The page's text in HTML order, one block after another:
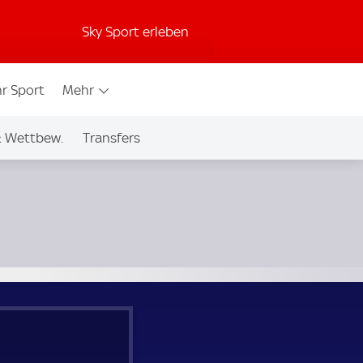
Sky Sport erleben
Sport Mehr
Wettbew. Transfers